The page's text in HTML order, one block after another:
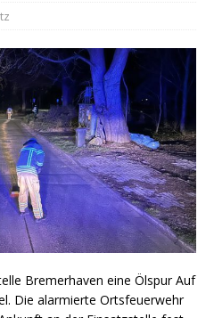
Bremerhaven eine Ölspur Auf
Die alarmierte Ortsfeuerwehr